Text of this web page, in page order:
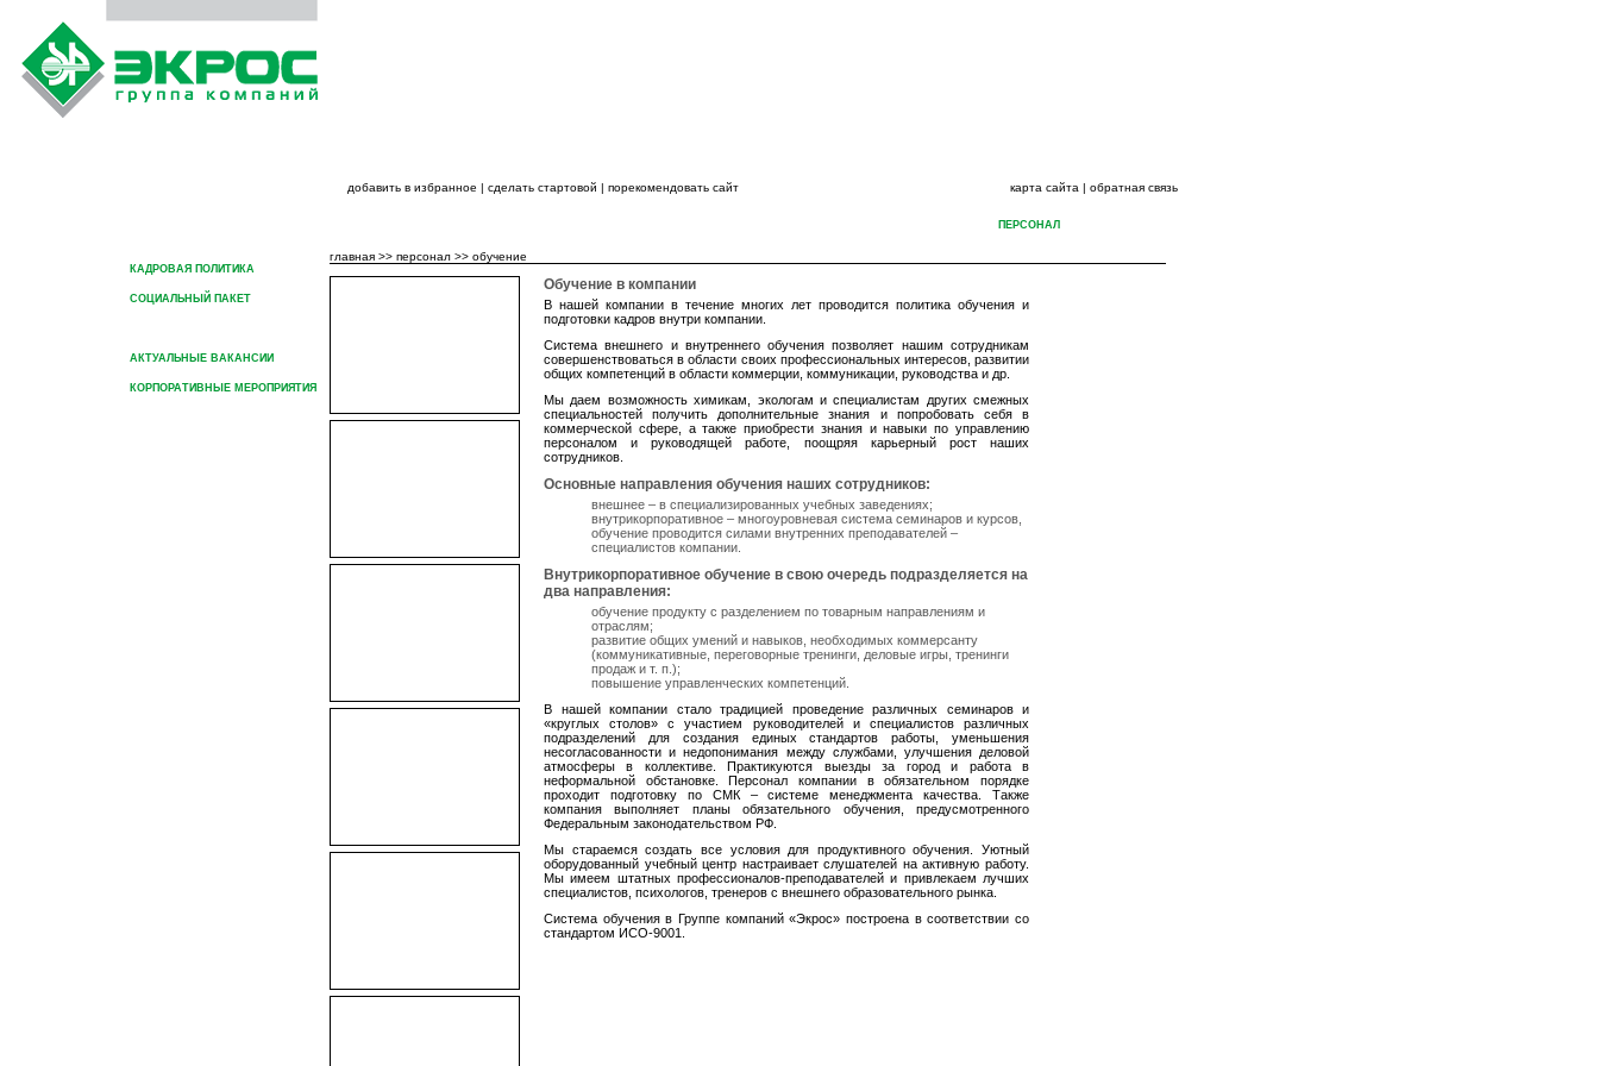
добавить в избранное | сделать стартовой | порекомендовать сайт карта сайта | обратная связь
ПЕРСОНАЛ
КАДРОВАЯ ПОЛИТИКА
СОЦИАЛЬНЫЙ ПАКЕТ
АКТУАЛЬНЫЕ ВАКАНСИИ
КОРПОРАТИВНЫЕ МЕРОПРИЯТИЯ
главная >> персонал >> обучение
Обучение в компании
В нашей компании в течение многих лет проводится политика обучения и
подготовки кадров внутри компании.
Система внешнего и внутреннего обучения позволяет нашим сотрудникам
совершенствоваться в области своих профессиональных интересов, развитии
общих компетенций в области коммерции, коммуникации, руководства и др.
Мы даем возможность химикам, экологам и специалистам других смежных
специальностей получить дополнительные знания и попробовать себя в
коммерческой сфере, а также приобрести знания и навыки по управлению
персоналом и руководящей работе, поощряя карьерный рост наших
сотрудников.
Основные направления обучения наших сотрудников:
внешнее – в специализированных учебных заведениях;
внутрикорпоративное – многоуровневая система семинаров и курсов,
обучение проводится силами внутренних преподавателей –
специалистов компании.
Внутрикорпоративное обучение в свою очередь подразделяется на
два направления:
обучение продукту с разделением по товарным направлениям и
отраслям;
развитие общих умений и навыков, необходимых коммерсанту
(коммуникативные, переговорные тренинги, деловые игры, тренинги
продаж и т. п.);
повышение управленческих компетенций.
В нашей компании стало традицией проведение различных семинаров и
«круглых столов» с участием руководителей и специалистов различных
подразделений для создания единых стандартов работы, уменьшения
несогласованности и недопонимания между службами, улучшения деловой
атмосферы в коллективе. Практикуются выезды за город и работа в
неформальной обстановке. Персонал компании в обязательном порядке
проходит подготовку по СМК – системе менеджмента качества. Также
компания выполняет планы обязательного обучения, предусмотренного
Федеральным законодательством РФ.
Мы стараемся создать все условия для продуктивного обучения. Уютный
оборудованный учебный центр настраивает слушателей на активную работу.
Мы имеем штатных профессионалов-преподавателей и привлекаем лучших
специалистов, психологов, тренеров с внешнего образовательного рынка.
Система обучения в Группе компаний «Экрос» построена в соответствии со
стандартом ИСО-9001.